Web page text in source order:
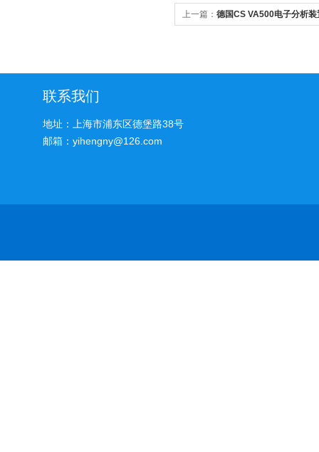
上一篇： 德国CS VA500电子分析
联系我们
地址：上海市浦东区德堡路38号
邮箱：yihengny@126.com